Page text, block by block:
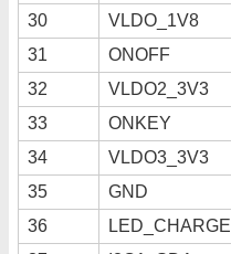
30
VLDO_1V8
31
ONOFF
32
VLDO2_3V3
33
ONKEY
34
VLDO3_3V3
35
GND
36
LED_CHARGE